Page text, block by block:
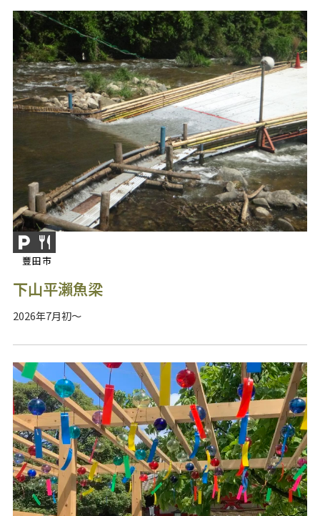
豐田市
下山平瀨魚梁
2026年7月初～